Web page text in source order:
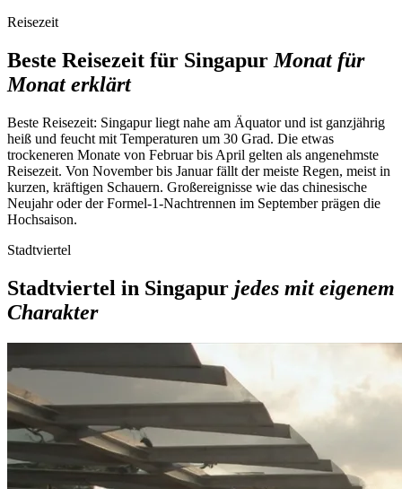
Reisezeit
Beste Reisezeit für Singapur Monat für
Monat erklärt
Beste Reisezeit: Singapur liegt nahe am Äquator und ist ganzjährig
heiß und feucht mit Temperaturen um 30 Grad. Die etwas
trockeneren Monate von Februar bis April gelten als angenehmste
Reisezeit. Von November bis Januar fällt der meiste Regen, meist in
kurzen, kräftigen Schauern. Großereignisse wie das chinesische
Neujahr oder der Formel-1-Nachtrennen im September prägen die
Hochsaison.
Stadtviertel
Stadtviertel in Singapur jedes mit eigenem
Charakter